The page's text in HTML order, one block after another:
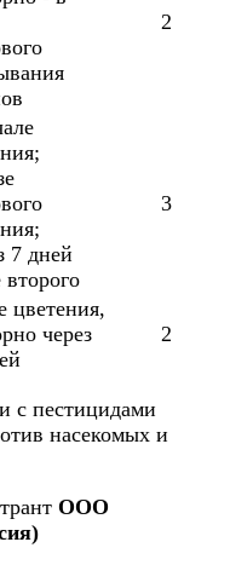
2
7 дней
второго
3
цветения,
через
2
с пестицидами
насекомых и
ООО